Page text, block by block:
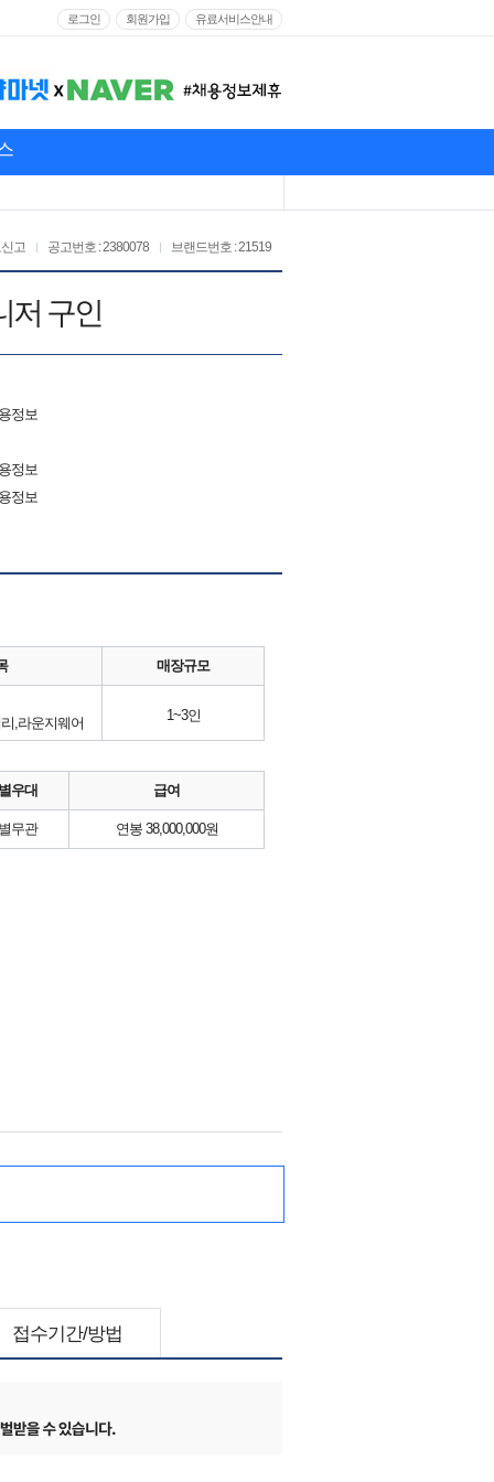
로그인 회원가입 유료서비스안내
브랜드번호 : 21519
공고번호 : 2380078
고
저 구인
정보
정보
정보
매장규모
,라운지웨어 1~3인
우대 급여
무관 연봉 38,000,000원
접수기간/방법